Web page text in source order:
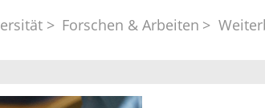
Forschen & Arbeiten